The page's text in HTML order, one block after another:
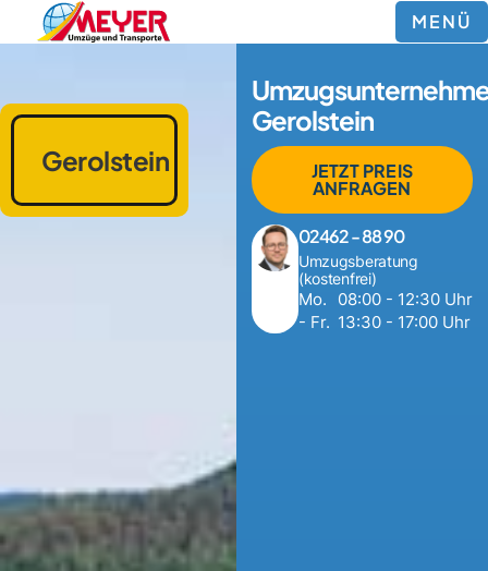
MENÜ
Gerolstein
JETZT PREIS
ANFRAGEN
02462 - 88 90
Umzugsberatung
(kostenfrei)
Mo.
- Fr.
08:00 - 12:30 Uhr
13:30 - 17:00 Uhr
Gerolstein